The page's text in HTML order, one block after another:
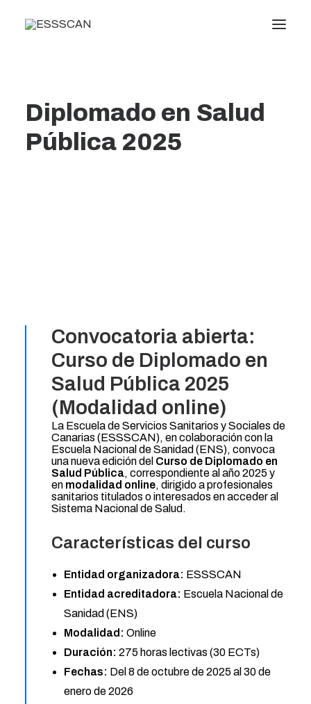
Formación
Conocimiento
Diplomado en Salud
Pública 2025
Convocatoria abierta:
Curso de Diplomado en
Salud Pública 2025
(Modalidad online)
La Escuela de Servicios Sanitarios y Sociales de
Canarias (ESSSCAN), en colaboración con la
Escuela Nacional de Sanidad (ENS), convoca
una nueva edición del Curso de Diplomado en
Salud Pública, correspondiente al año 2025 y
en modalidad online, dirigido a profesionales
sanitarios titulados o interesados en acceder al
Sistema Nacional de Salud.
Características del curso
Entidad organizadora: ESSSCAN
Entidad acreditadora: Escuela Nacional de
Sanidad (ENS)
Modalidad: Online
Duración: 275 horas lectivas (30 ECTs)
Fechas: Del 8 de octubre de 2025 al 30 de
enero de 2026